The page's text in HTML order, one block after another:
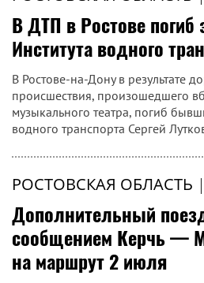
В ДТП в Ростове погиб
Института водного
В Ростове-на-Дону в результате
происшествия, произошедшего
музыкального театра, погиб
водного транспорта Сергей
РОСТОВСКАЯ ОБЛАСТЬ |
Дополнительный
сообщением Керчь —
на маршрут 2 июля